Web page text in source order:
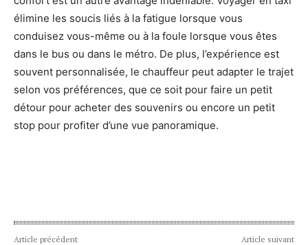
élimine les soucis liés à la fatigue lorsque vous
conduisez vous-même ou à la foule lorsque vous êtes
dans le bus ou dans le métro. De plus, l’expérience est
souvent personnalisée, le chauffeur peut adapter le trajet
selon vos préférences, que ce soit pour faire un petit
détour pour acheter des souvenirs ou encore un petit
stop pour profiter d’une vue panoramique.
Article précédent Article suivant